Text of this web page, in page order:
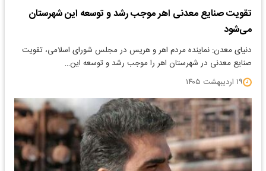
تقویت صنایع معدنی اهر موجب رشد و توسعه این شهرستان
می‌شود
​دنیای معدن: نماینده مردم اهر و هریس در مجلس شورای اسلامی، تقویت
صنایع معدنی در شهرستان اهر را موجب رشد و توسعه این…
۱۹ اردیبهشت ۱۴۰۵